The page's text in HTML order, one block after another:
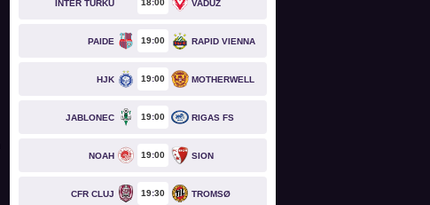
INTER TURKU 18 00 VADUZ
PAIDE 19 00 RAPID VIENNA
HJK 19 00 MOTHERWELL
JABLONEC 19 00 RIGAS FS
NOAH 19 00 SION
CFR CLUJ 19 30 TROMSØ